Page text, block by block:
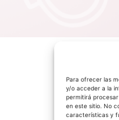
Para ofrecer las
y/o acceder a la
permitirá
en este sitio. No
características y